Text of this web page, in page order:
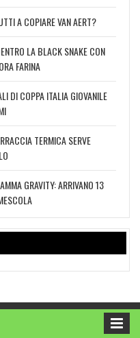
A COPIARE VAN AERT?
LA BLACK SNAKE CON
FARINA
DI COPPA ITALIA GIOVANILE
TERMICA SERVE
GRAVITY: ARRIVANO 13